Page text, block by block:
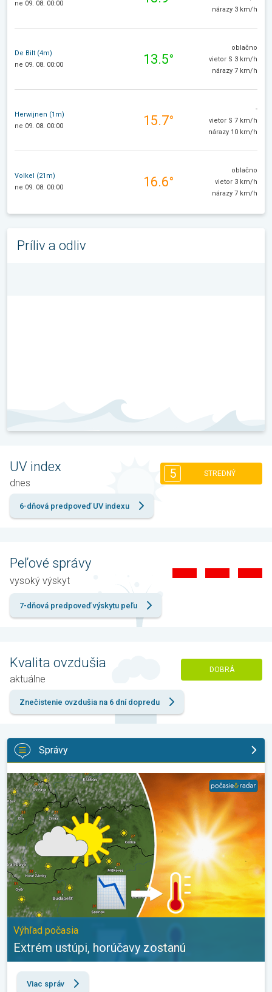
ne 09. 08. 00:00
nárazy 3 km/h
De Bilt (4m)
ne 09. 08. 00:00
13.5°
oblačno
vietor S 3 km/h
nárazy 7 km/h
Herwijnen (1m)
ne 09. 08. 00:00
15.7°
-
vietor S 7 km/h
nárazy 10 km/h
Volkel (21m)
ne 09. 08. 00:00
16.6°
oblačno
vietor 3 km/h
nárazy 7 km/h
Príliv a odliv
UV index
dnes
5 STREDNÝ
6-dňová predpoveď UV indexu
Peľové správy
vysoký výskyt
7-dňová predpoveď výskytu peľu
Kvalita ovzdušia
aktuálne
DOBRÁ
Znečistenie ovzdušia na 6 dní dopredu
Správy
Extrém ustúpi, horúčavy zostanú. Výhľad počasia. . .
Výhľad počasia
Extrém ustúpi, horúčavy zostanú
Viac správ